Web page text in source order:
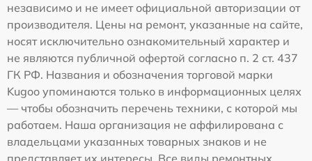
независимо и не имеет официальной авторизации от
производителя. Цены на ремонт, указанные на сайте,
носят исключительно ознакомительный характер и
не являются публичной офертой согласно п. 2 ст. 437
ГК РФ. Названия и обозначения торговой марки
Kugoo упоминаются только в информационных целях
— чтобы обозначить перечень техники, с которой мы
работаем. Наша организация не аффилирована с
владельцами указанных товарных знаков и не